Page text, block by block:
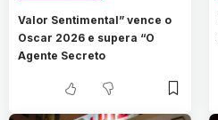
Valor Sentimental” vence o
Oscar 2026 e supera “O
Agente Secreto